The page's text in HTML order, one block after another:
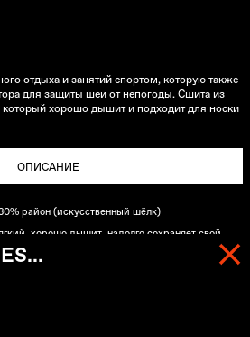
отдыха и занятий спортом, которую также
для защиты шеи от непогоды. Сшита из
который хорошо дышит и подходит для носки
ОПИСАНИЕ
район (искусственный шёлк)
хорошо дышит, надолго сохраняет свой
для защиты шеи от непогоды